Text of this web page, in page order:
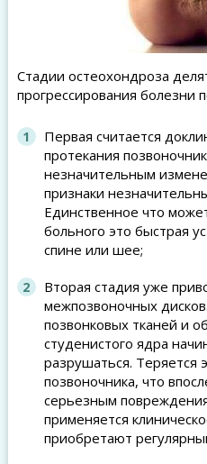
Стадии остеохондроза
прогрессирования болезни
Первая считается
протекания
незначительным
признаки
Единственное что
больного это быстрая
спине или шее;
Вторая стадия уже
межпозвоночных
позвонковых тканей и
студенистого ядра
разрушаться. Теряется
позвоночника, что
серьезным
применяется
приобретают